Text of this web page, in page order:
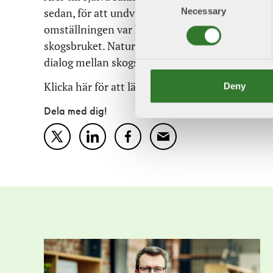
Selection
Necessary
Deny
sedan, för att undvika en kris för den
omställningen var helt nödvändig. I dag ser vi
skogsbruket. Naturvårdsarbetet behöver
dialog mellan skogsbruket och myndigheten.
Klicka här för att läsa
slutrepliken på ATL:s
Dela med dig!
TwitterLinkedInFacebookMail